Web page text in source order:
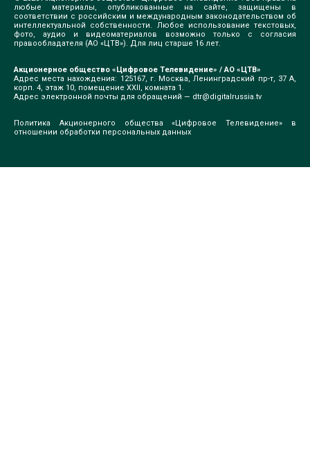
любые материалы, опубликованные на сайте, защищены в
соответствии с российским и международным законодательством об
интеллектуальной собственности. Любое использование текстовых,
фото, аудио и видеоматериалов возможно только с согласия
правообладателя (АО «ЦТВ»). Для лиц старше 16 лет.
Акционерное общество «Цифровое Телевидение» / АО «ЦТВ»
Адрес места нахождения: 125167, г. Москва, Ленинградский пр-т, 37 А,
корп. 4, этаж 10, помещение XXII, комната 1.
Адрес электронной почты для обращений — dtr@digitalrussia.tv
Политика Акционерного общества «Цифровое Телевидение» в
отношении обработки персональных данных